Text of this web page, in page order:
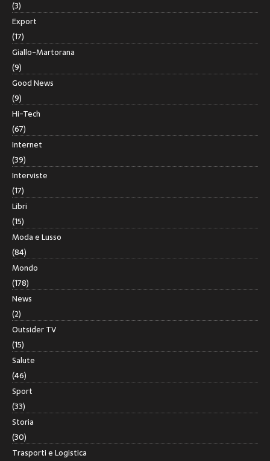
(3)
Export
(17)
Giallo-Martorana
(9)
Good News
(9)
Hi-Tech
(67)
Internet
(39)
Interviste
(17)
Libri
(15)
Moda e Lusso
(84)
Mondo
(178)
News
(2)
Outsider TV
(15)
Salute
(46)
Sport
(33)
Storia
(30)
Trasporti e Logistica